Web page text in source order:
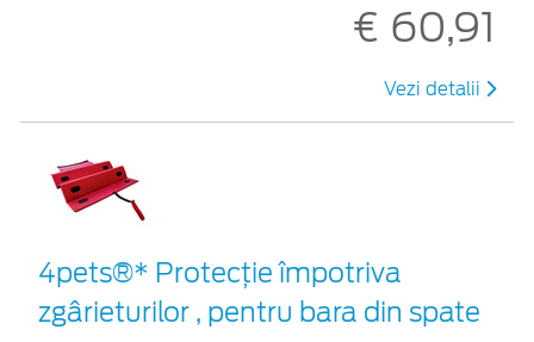
€ 60,91
Vezi detalii
4pets®* Protecție împotriva
zgârieturilor , pentru bara din spate